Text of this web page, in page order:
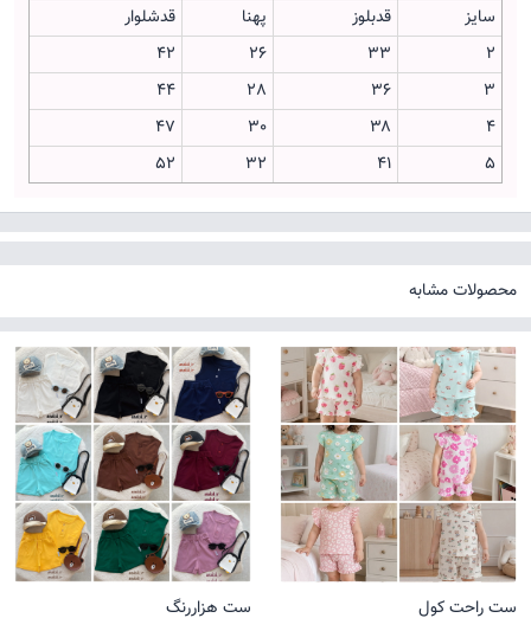
سایز
قدبلوز پهنا
قدشلوار
۲
۳۳ ۲۶
۴۲
۳
۳۶ 28
۴۴
۴
۳۸ 30
۴۷
۵
۴۱ 32 ۵۲
محصولات مشابه
ست راحت کول
ست هزاررنگ